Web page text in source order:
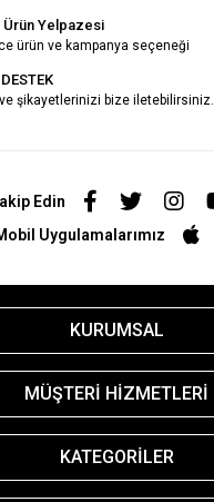
Ürün Yelpazesi
ürün ve kampanya seçeneği
şikayetlerinizi bize iletebilirsiniz.
Edin
Uygulamalarımız
KURUMSAL
MÜŞTERİ HİZMETLERİ
KATEGORİLER